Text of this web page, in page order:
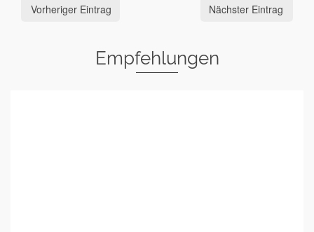
Vorheriger Eintrag Nächster Eintrag
Empfehlungen